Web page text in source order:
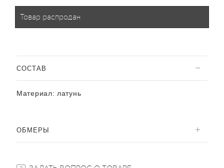
Товар распродан
CОСТАВ
Материал: латунь
ОБМЕРЫ